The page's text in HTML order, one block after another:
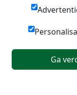
Ga